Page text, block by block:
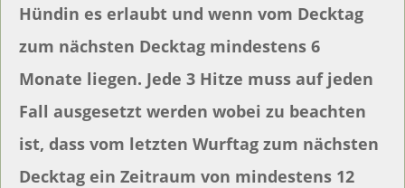
Hündin es erlaubt und wenn vom Decktag
zum nächsten Decktag mindestens 6
Monate liegen. Jede 3 Hitze muss auf jeden
Fall ausgesetzt werden wobei zu beachten
ist, dass vom letzten Wurftag zum nächsten
Decktag ein Zeitraum von mindestens 12